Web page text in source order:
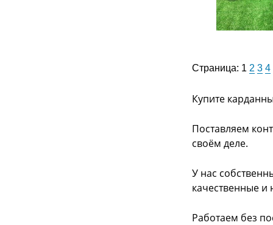
Страница: 1 2 3 4
Купите
Поставляем
своём деле.
У нас
качественные и
Работаем без